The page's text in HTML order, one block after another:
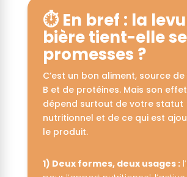
⏱️ En bref : la
bière tient-elle
promesses ?
C’est un bon aliment, source
B et de protéines. Mais son
dépend surtout de votre statut
nutritionnel et de ce qui est
le produit.
1) Deux formes, deux usages :